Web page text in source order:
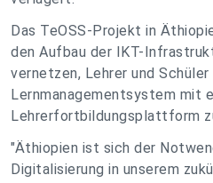
Das TeOSS-Projekt in
den Aufbau der IKT-
vernetzen, Lehrer und Schüler
Lernmanagementsystem mit
Lehrerfortbildungsplattform
"Äthiopien ist sich der
Digitalisierung in unserem